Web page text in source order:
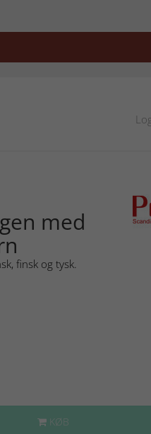
med
finsk og tysk.
KØB